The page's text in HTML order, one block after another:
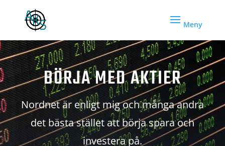
BÖRJA MED AKTIER
Nordnet är enligt mig och många andra
det bästa stället att börja spara och
investera på.